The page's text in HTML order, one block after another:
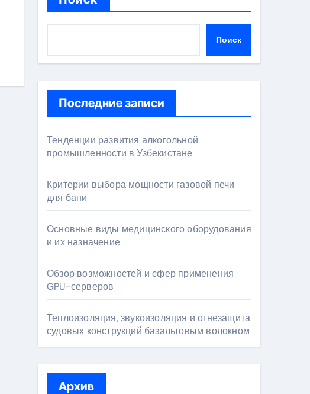
Поиск
Последние записи
Тенденции развития алкогольной
промышленности в Узбекистане
Критерии выбора мощности газовой печи
для бани
Основные виды медицинского оборудования
и их назначение
Обзор возможностей и сфер применения
GPU-серверов
Теплоизоляция, звукоизоляция и огнезащита
судовых конструкций базальтовым волокном
Архив